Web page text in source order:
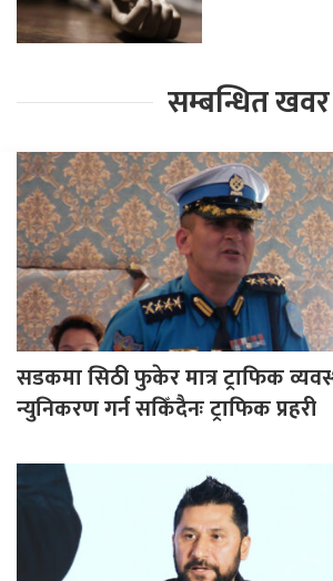
सम्बन्धित खवर
सडकमा सिठी फुकेर मात्र ट्राफिक
न्युनिकरण गर्न सकिँदैनः ट्राफिक प्रहरी